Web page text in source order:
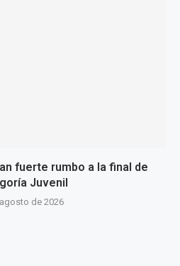
fuerte rumbo a la final de
Juvenil
de 2026